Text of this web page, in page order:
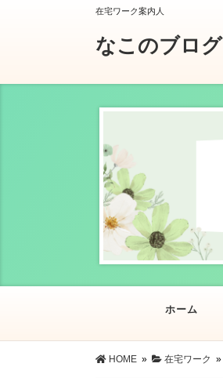
在宅ワーク案内人
なこのブログ
ホーム
HOME » 在宅ワーク »